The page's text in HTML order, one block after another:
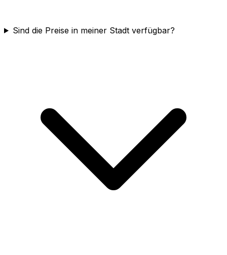
Sind die Preise in meiner Stadt verfügbar?